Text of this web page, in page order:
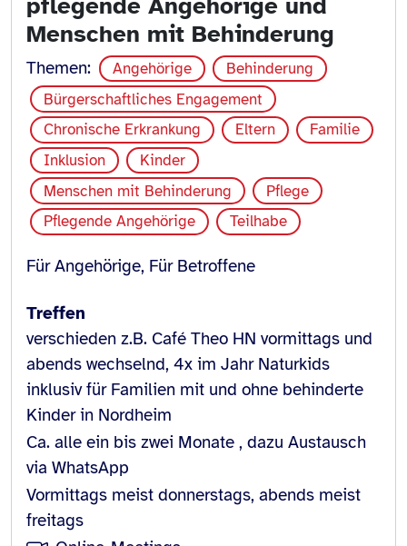
Menschen mit Behinderung
Themen: Angehörige
Behinderung
Bürgerschaftliches Engagement
Chronische Erkrankung
Eltern
Familie
Inklusion
Kinder
Menschen mit Behinderung
Pflege
Pflegende Angehörige
Teilhabe
Für Angehörige, Für Betroffene
Treffen
verschieden z.B. Café Theo HN vormittags und
abends wechselnd, 4x im Jahr Naturkids
inklusiv für Familien mit und ohne behinderte
Kinder in Nordheim
Ca. alle ein bis zwei Monate , dazu Austausch
via WhatsApp
Vormittags meist donnerstags, abends meist
freitags